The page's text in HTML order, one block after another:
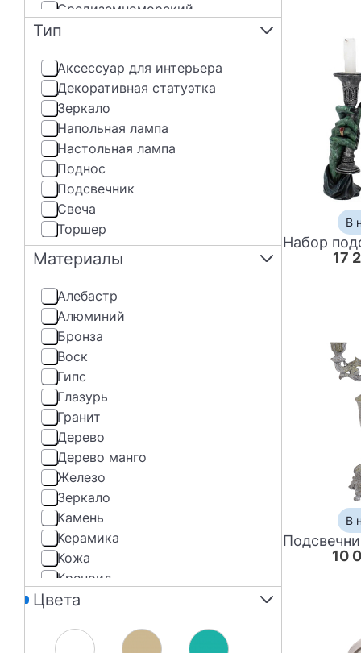
Средиземноморский
Тип
Аксессуар для интерьера
Декоративная статуэтка
Зеркало
Напольная лампа
Настольная лампа
Поднос
Подсвечник
Свеча
Торшер
Материалы
Алебастр
Алюминий
Бронза
Воск
Гипс
Глазурь
Гранит
Дерево
Дерево манго
Железо
Зеркало
Камень
Керамика
Кожа
Креноид
Латунь
Металл
Цвета
В
17
В
10